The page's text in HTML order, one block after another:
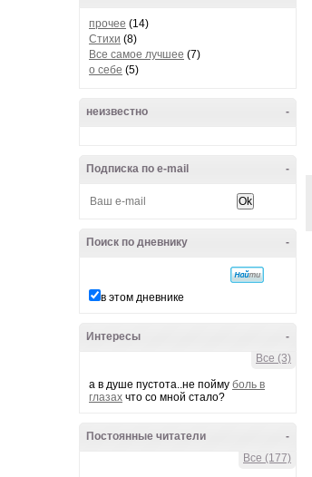
прочее (14)
Стихи (8)
Все самое лучшее (7)
о себе (5)
-
неизвестно
-
Подписка по e-mail
-
Поиск по дневнику
в этом дневнике
-
Интересы
Все (3)
а в душе пустота..не пойму боль в
глазах что со мной стало?
-
Постоянные читатели
Все (177)